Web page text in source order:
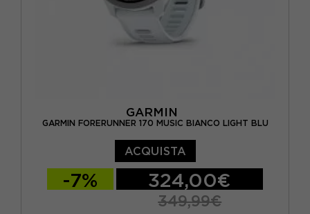
GARMIN
GARMIN FORERUNNER 170 MUSIC BIANCO LIGHT BLU
ACQUISTA
-7% 324,00€
349,99€